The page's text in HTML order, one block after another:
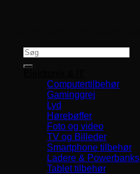
Søg
efter:
Computertilbehør
Gaminggrej
Lyd
Hørebøffer
Foto og video
TV og Billeder
Smartphone tilbehør
Ladere & Powerbanks
Tablet tilbehør